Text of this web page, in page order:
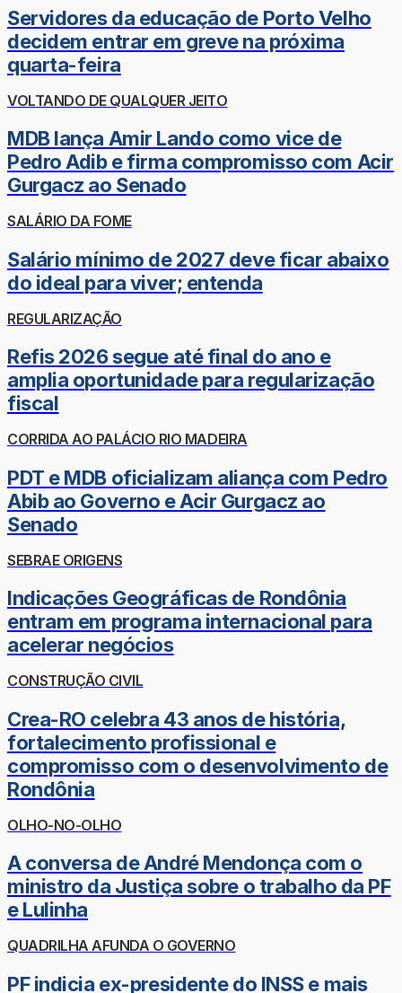
Servidores da educação de Porto Velho
decidem entrar em greve na próxima
quarta-feira
VOLTANDO DE QUALQUER JEITO
MDB lança Amir Lando como vice de
Pedro Adib e firma compromisso com Acir
Gurgacz ao Senado
SALÁRIO DA FOME
Salário mínimo de 2027 deve ficar abaixo
do ideal para viver; entenda
REGULARIZAÇÃO
Refis 2026 segue até final do ano e
amplia oportunidade para regularização
fiscal
CORRIDA AO PALÁCIO RIO MADEIRA
PDT e MDB oficializam aliança com Pedro
Abib ao Governo e Acir Gurgacz ao
Senado
SEBRAE ORIGENS
Indicações Geográficas de Rondônia
entram em programa internacional para
acelerar negócios
CONSTRUÇÃO CIVIL
Crea-RO celebra 43 anos de história,
fortalecimento profissional e
compromisso com o desenvolvimento de
Rondônia
OLHO-NO-OLHO
A conversa de André Mendonça com o
ministro da Justiça sobre o trabalho da PF
e Lulinha
QUADRILHA AFUNDA O GOVERNO
PF indicia ex-presidente do INSS e mais